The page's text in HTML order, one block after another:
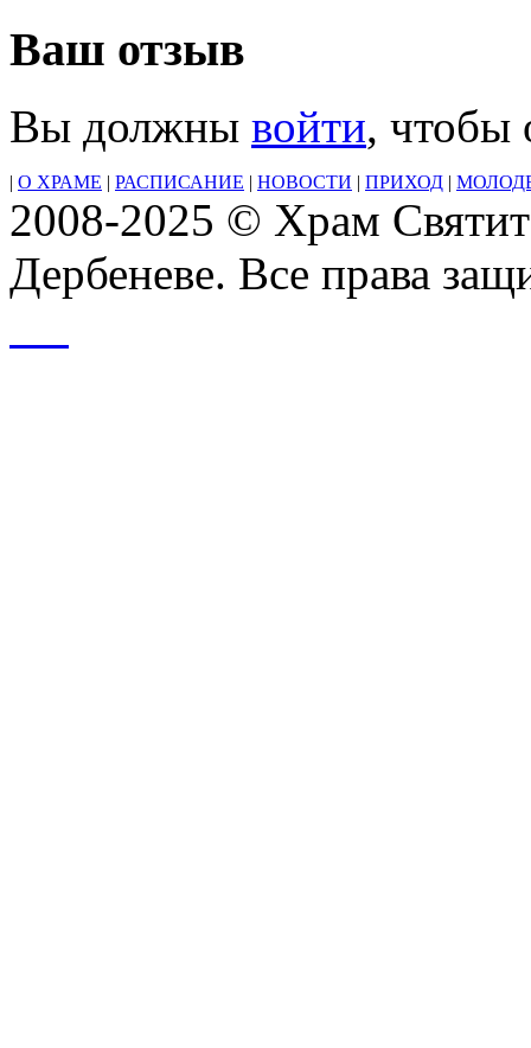
Ваш отзыв
Вы должны войти, чтобы
| О ХРАМЕ | РАСПИСАНИЕ | НОВОСТИ | ПРИХОД |
2008-2025 © Храм
Дербеневе. Все права